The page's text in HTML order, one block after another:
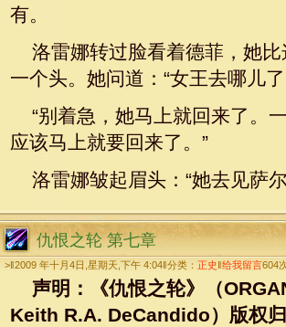
有。
洛雷娜转过脸看着德菲，她
一个头。她问道：“女王去哪儿了
“别着急，她马上就回来了
应该马上就要回来了。”
洛雷娜皱起眉头：“她去见萨
仇恨之轮 第七章
>‖2009 年十月4日,星期天,下午 4:04‖分类： 正史 给我留言604
声明：《仇恨之轮》（
Keith R.A. DeCandido）版权